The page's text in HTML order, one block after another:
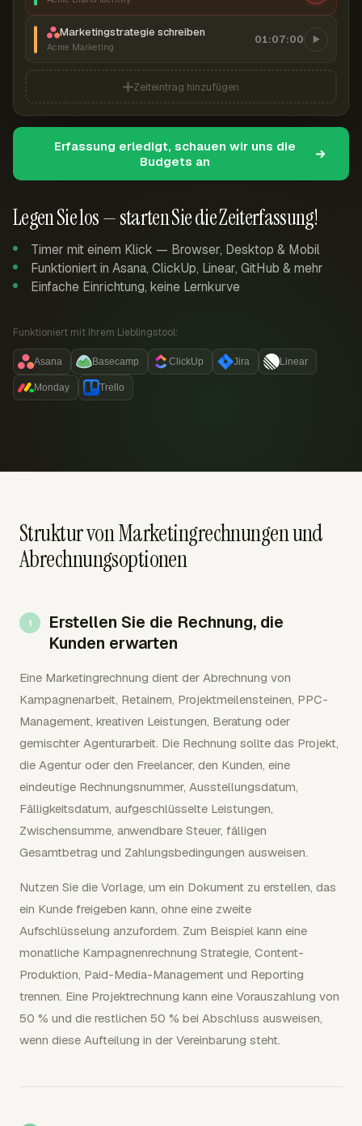
Legen Sie los — starten Sie die Zeiterfassung!
Timer mit einem Klick — Browser, Desktop & Mobil
Funktioniert in Asana, ClickUp, Linear, GitHub & mehr
Einfache Einrichtung, keine Lernkurve
Funktioniert mit Ihrem Lieblingstool:
Asana Basecamp ClickUp Jira Linear
Monday Trello
Marketingstrategie schreiben
Acme Marketing
01:07:00
Zeiteintrag hinzufügen
Erfassung erledigt, schauen wir uns die
Budgets an
Struktur von Marketingrechnungen und
Abrechnungsoptionen
Erstellen Sie die Rechnung, die
Kunden erwarten
Eine Marketingrechnung dient der Abrechnung von
Kampagnenarbeit, Retainern, Projektmeilensteinen, PPC-
Management, kreativen Leistungen, Beratung oder
gemischter Agenturarbeit. Die Rechnung sollte das Projekt,
die Agentur oder den Freelancer, den Kunden, eine
eindeutige Rechnungsnummer, Ausstellungsdatum,
Fälligkeitsdatum, aufgeschlüsselte Leistungen,
Zwischensumme, anwendbare Steuer, fälligen
Gesamtbetrag und Zahlungsbedingungen ausweisen.
Nutzen Sie die Vorlage, um ein Dokument zu erstellen, das
ein Kunde freigeben kann, ohne eine zweite
Aufschlüsselung anzufordern. Zum Beispiel kann eine
monatliche Kampagnenrechnung Strategie, Content-
Produktion, Paid-Media-Management und Reporting
trennen. Eine Projektrechnung kann eine Vorauszahlung von
50 % und die restlichen 50 % bei Abschluss ausweisen,
wenn diese Aufteilung in der Vereinbarung steht.